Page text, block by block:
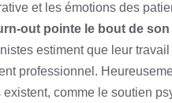
et les émotions des
out pointe le bout de son
estiment que leur
professionnel.
existent, comme le soutien